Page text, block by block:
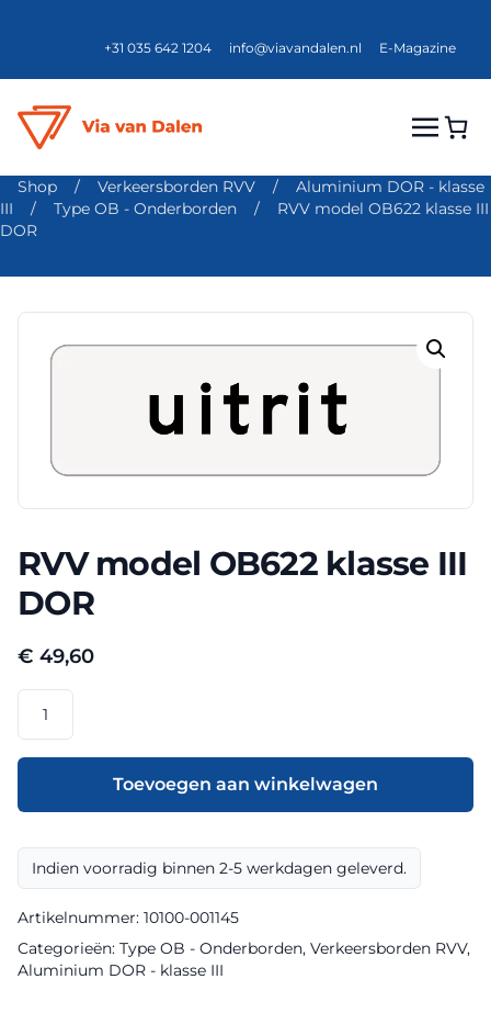
+31 035 642 1204 info@viavandalen.nl E-Magazine
Shop / Verkeersborden RVV /
Aluminium DOR - klasse
III
/ Type OB - Onderborden /
RVV model OB622 klasse III
DOR
RVV model OB622 klasse III
DOR
€ 49,60
model
OB622
III
aantal
Toevoegen aan winkelwagen
Indien voorradig binnen 2-5 werkdagen geleverd.
Artikelnummer: 10100-001145
Categorieën: Type OB - Onderborden, Verkeersborden RVV,
Aluminium DOR - klasse III